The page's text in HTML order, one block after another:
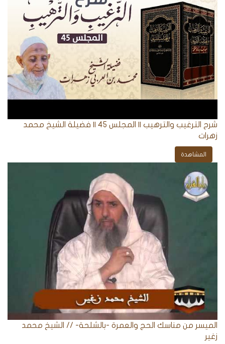
شرح الترغيب والترهيب || المجلس 45 || فضيلة الشيخ محمد
زهرات
المشاهدة
الميسر من مناسك الحج والعمرة -بالشلحة- // الشيخ محمد
زغير